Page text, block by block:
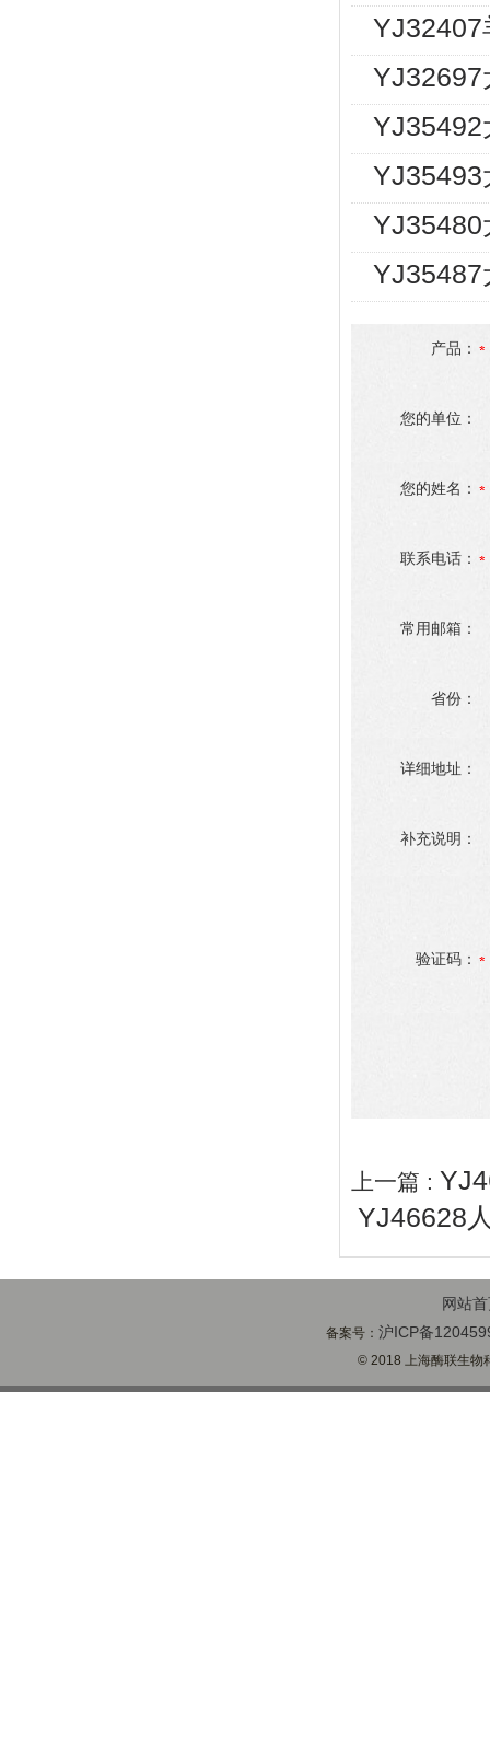
YJ32407
YJ32697
YJ35492
YJ35493
YJ35480
YJ35487
产品：
您的单位：
您的姓名：
联系电话：
常用邮箱：
省份：
详细地址：
补充说明：
验证码：
上一篇 :
YJ46628
网站
备案号：沪ICP备
© 2018 上海酶联生物